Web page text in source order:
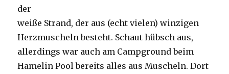
der
weiße Strand, der aus (echt vielen) winzigen
Herzmuscheln besteht. Schaut hübsch aus,
allerdings war auch am Campground beim
Hamelin Pool bereits alles aus Muscheln. Dort